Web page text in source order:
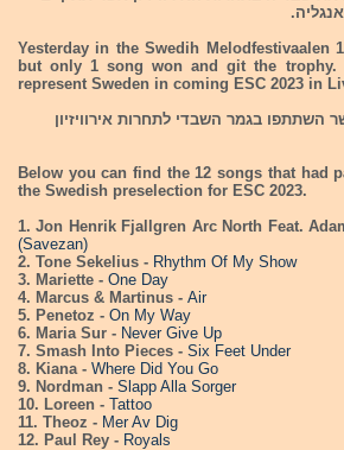
Yesterday in the Swedih Melodfestivaalen
but only 1 song won and git the
represent Sweden in coming ESC 2023 in
השירים אשר השתתפו בגמר השבדי לתחרות אירוויזיון
Below you can find the 12 songs that had
the Swedish preselection for ESC 2023.
1. Jon Henrik Fjallgren Arc North Feat.
(Savezan)
2. Tone Sekelius - Rhythm Of My Show
3. Mariette - One Day
4. Marcus & Martinus - Air
5. Penetoz - On My Way
6. Maria Sur - Never Give Up
7. Smash Into Pieces - Six Feet Under
8. Kiana - Where Did You Go
9. Nordman - Slapp Alla Sorger
10. Loreen - Tattoo
11. Theoz - Mer Av Dig
12. Paul Rey - Royals